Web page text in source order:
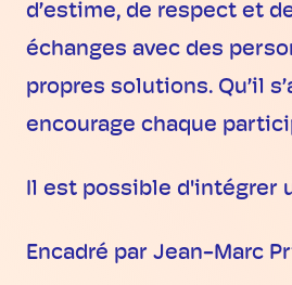
d’estime, de respect et
échanges avec des
propres solutions. Qu’il
encourage chaque
Il est possible d'intégrer
Encadré par Jean-Marc